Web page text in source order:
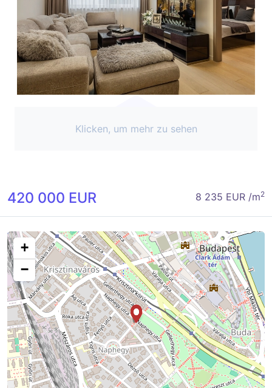
Klicken, um mehr zu sehen
420 000 EUR 8 235 EUR /m2
+
−